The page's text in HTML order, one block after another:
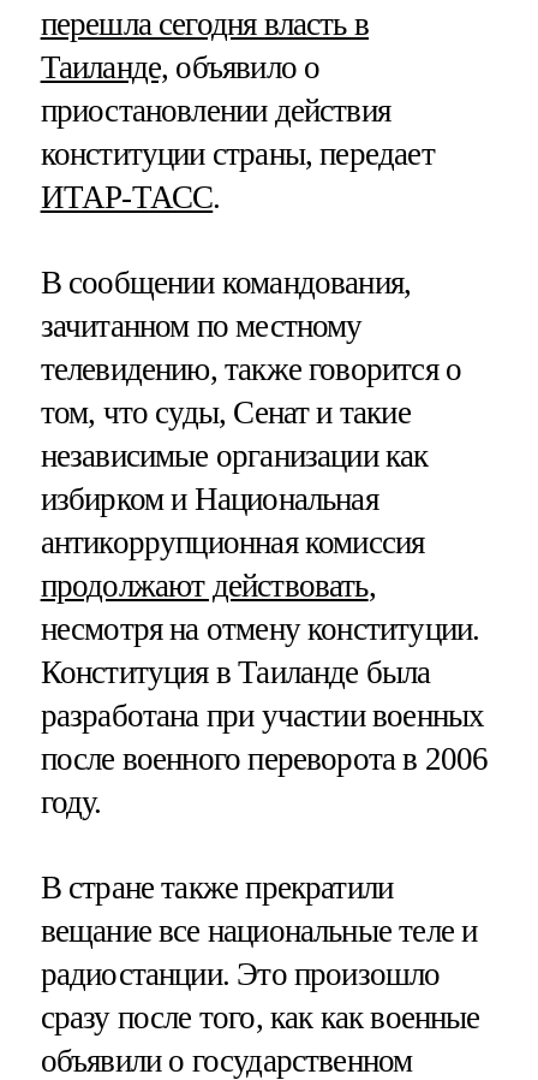
перешла сегодня власть в
Таиланде, объявило о
приостановлении действия
конституции страны, передает
ИТАР-ТАСС.
В сообщении командования,
зачитанном по местному
телевидению, также говорится о
том, что суды, Сенат и такие
независимые организации как
избирком и Национальная
антикоррупционная комиссия
продолжают действовать,
несмотря на отмену конституции.
Конституция в Таиланде была
разработана при участии военных
после военного переворота в 2006
году.
В стране также прекратили
вещание все национальные теле и
радиостанции. Это произошло
сразу после того, как как военные
объявили о государственном